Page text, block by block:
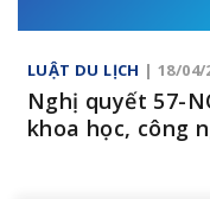
LUẬT DU LỊCH | 18/04/
Nghị quyết 57-
khoa học, công